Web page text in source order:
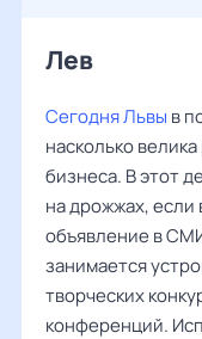
Лев ‌‌
Сегодня Львы в
насколько
бизнеса. В этот
на дрожжах, если
объявление в
занимается
творческих
конференций.